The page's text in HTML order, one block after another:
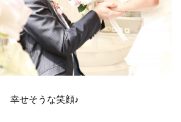
幸せそうな笑顔♪